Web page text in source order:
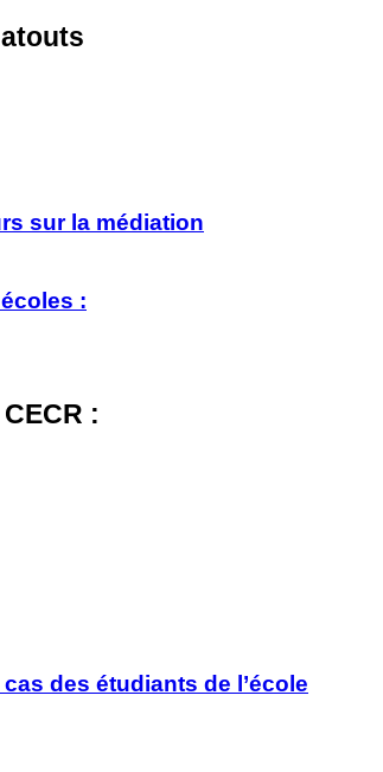
sur la médiation
:
:
des étudiants de l’école